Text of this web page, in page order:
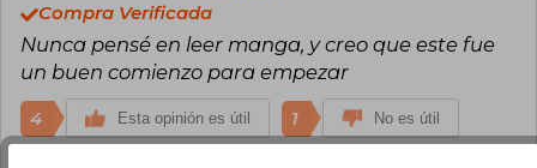
Compra Verificada
Nunca pensé en leer manga, y creo que este fue
un buen comienzo para empezar
4 Esta opinión es útil 1 No es útil